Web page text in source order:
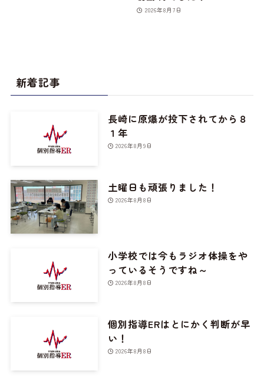
2026年8月7日
新着記事
長崎に原爆が投下されてから８
１年
2026年8月9日
土曜日も頑張りました！
2026年8月8日
小学校では今もラジオ体操をや
っているそうですね～
2026年8月8日
個別指導ERはとにかく判断が早
い！
2026年8月8日